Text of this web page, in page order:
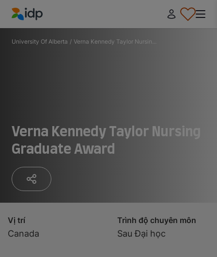
IDP Education
University Of Alberta / Verna Kennedy Taylor Nursin...
Verna Kennedy Taylor Nursing
Graduate Award
Vị trí
Canada
Trình độ chuyên môn
Sau Đại học